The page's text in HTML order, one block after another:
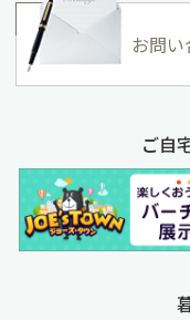
お問
ご自